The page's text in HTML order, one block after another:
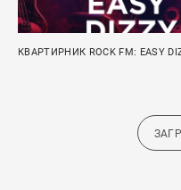
КВАРТИРНИК ROCK FM: EASY